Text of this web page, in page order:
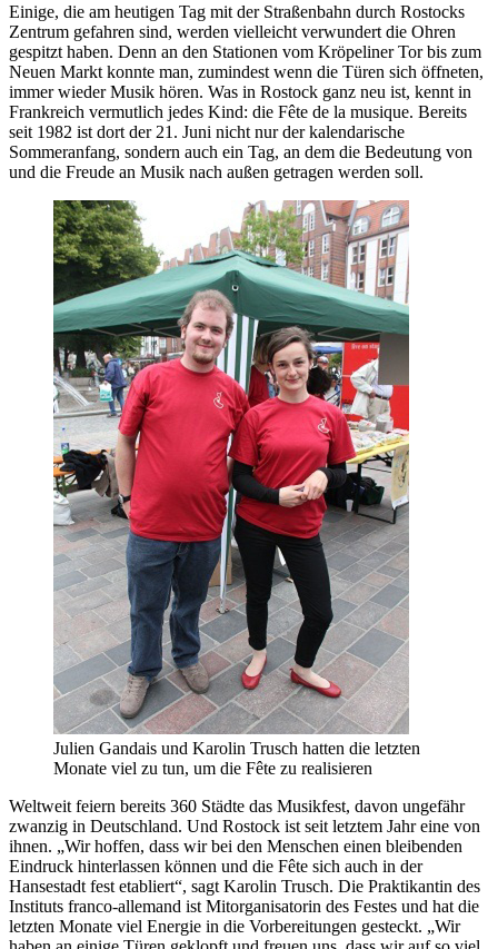
Einige, die am heutigen Tag mit der Straßenbahn durch Rostocks
Zentrum gefahren sind, werden vielleicht verwundert die Ohren
gespitzt haben. Denn an den Stationen vom Kröpeliner Tor bis zum
Neuen Markt konnte man, zumindest wenn die Türen sich öffneten,
immer wieder Musik hören. Was in Rostock ganz neu ist, kennt in
Frankreich vermutlich jedes Kind: die Fête de la musique. Bereits
seit 1982 ist dort der 21. Juni nicht nur der kalendarische
Sommeranfang, sondern auch ein Tag, an dem die Bedeutung von
und die Freude an Musik nach außen getragen werden soll.
Julien Gandais und Karolin Trusch hatten die letzten
Monate viel zu tun, um die Fête zu realisieren
Weltweit feiern bereits 360 Städte das Musikfest, davon ungefähr
zwanzig in Deutschland. Und Rostock ist seit letztem Jahr eine von
ihnen. „Wir hoffen, dass wir bei den Menschen einen bleibenden
Eindruck hinterlassen können und die Fête sich auch in der
Hansestadt fest etabliert“, sagt Karolin Trusch. Die Praktikantin des
Instituts franco-allemand ist Mitorganisatorin des Festes und hat die
letzten Monate viel Energie in die Vorbereitungen gesteckt. „Wir